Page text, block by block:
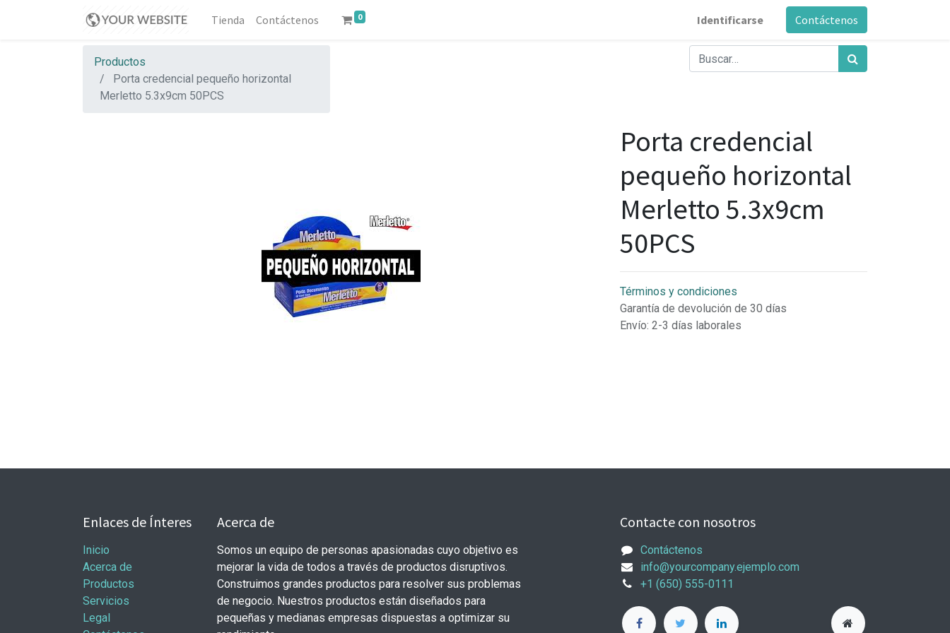
Tienda Contáctenos 0 Identificarse Contáctenos
Productos
Porta credencial pequeño horizontal
Merletto 5.3x9cm 50PCS
Porta credencial
pequeño horizontal
Merletto 5.3x9cm
50PCS
Términos y condiciones
Garantía de devolución de 30 días
Envío: 2-3 días laborales
Enlaces de Ínteres
Inicio
Acerca de
Productos
Servicios
Legal
Acerca de
Somos un equipo de personas apasionadas cuyo objetivo es
mejorar la vida de todos a través de productos disruptivos.
Construimos grandes productos para resolver sus problemas
de negocio. Nuestros productos están diseñados para
pequeñas y medianas empresas dispuestas a optimizar su
Contacte con nosotros
Contáctenos
info@yourcompany.ejemplo.com
+1 (650) 555-0111